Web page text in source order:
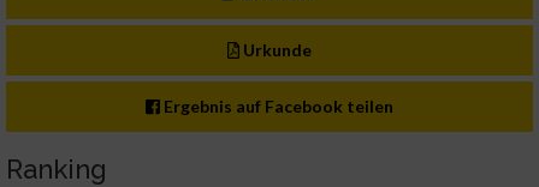
Urkunde
Ergebnis auf Facebook teilen
Ranking